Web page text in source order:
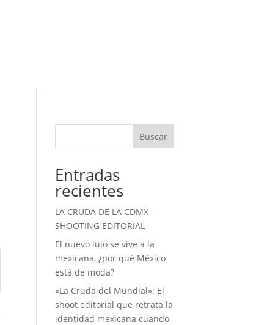
Buscar
Entradas
recientes
LA CRUDA DE LA CDMX-
SHOOTING EDITORIAL
El nuevo lujo se vive a la
mexicana, ¿por qué México
está de moda?
«La Cruda del Mundial»: El
shoot editorial que retrata la
identidad mexicana cuando